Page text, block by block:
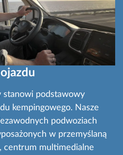
stanowi podstawowy
kempingowego. Nasze
podwoziach
w przemyślaną
centrum multimedialne